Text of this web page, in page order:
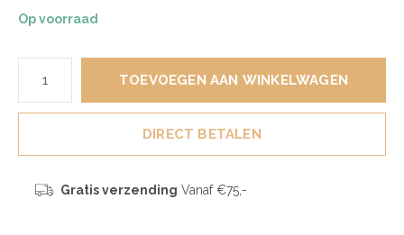
Op voorraad
TOEVOEGEN AAN WINKELWAGEN
DIRECT BETALEN
Gratis verzending Vanaf €75,-